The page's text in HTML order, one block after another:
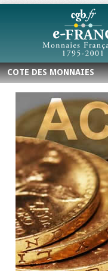
COTE DES MONNAIES